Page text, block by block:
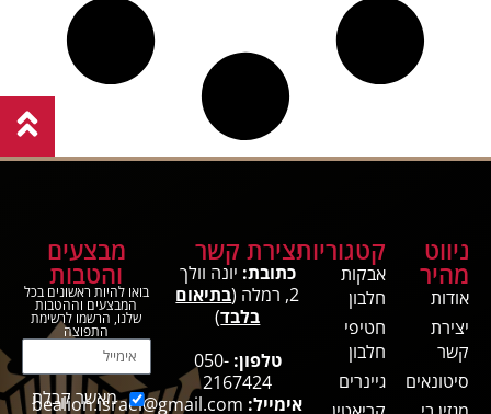
ניווט
מהיר
אודות
יצירת
קשר
סיטונאים
קטגוריות
אבקות
חלבון
חטיפי
חלבון
גיינרים
יצירת קשר
כתובת: יונה וולך
2, רמלה (
בתיאום
בלבד)
טלפון: 050-
2167424
אימייל: bealion.israel@gmail.com
מבצעים
והטבות
בואו להיות ראשונים בכל
המבצעים וההטבות
שלנו, הרשמו לרשימת
התפוצה
מאשר קבלת